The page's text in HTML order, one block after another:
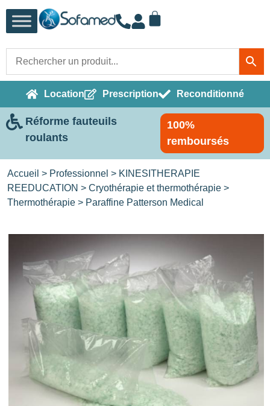
Location Prescription Reconditionné
Réforme fauteuils
roulants
100%
remboursés
Accueil > Professionnel > KINESITHERAPIE
REEDUCATION > Cryothérapie et thermothérapie >
Thermothérapie > Paraffine Patterson Medical